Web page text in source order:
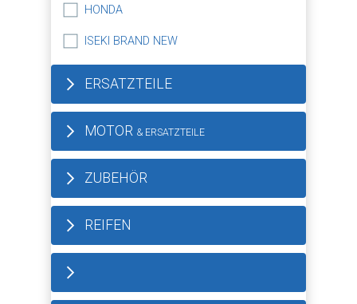
HONDA
ISEKI BRAND NEW
ERSATZTEILE
MOTOR & ERSATZTEILE
ZUBEHÖR
REIFEN